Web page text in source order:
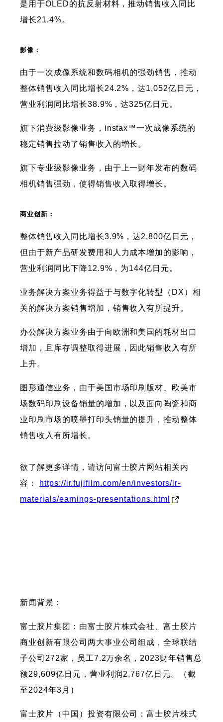
是用于OLED的抗反射材料，推动销售收入同比
增长21.4%。
影像：
由于一次成像系统和数码相机的强劲销售，推动
整体销售收入同比增长24.2%，达1,052亿日元，
营业利润同比增长38.9%，达325亿日元。
旗下消费级影像业务，instax™一次成像系统的
稳定销售拉动了销售收入的增长。
旗下专业级影像业务，由于上一财年发布的数码
相机销售强劲，使得销售收入取得增长。
商业创新：
整体销售收入同比增长3.9%，达2,800亿日元，
但由于新产品研发费用和人力成本增加的影响，
营业利润同比下降12.9%，为144亿日元。
业务解决方案业务得益于与数字化转型（DX）相
关的解决方案销售增加，销售收入有所提升。
办公解决方案业务由于向欧洲和美国的耗材出口
增加，且库存调整取得进展，因此销售收入有所
上升。
图形通信业务，由于美国市场印刷版材、欧美市
场数码印刷设备销量的增加，以及面向陶瓷和商
业印刷市场的喷墨打印头销量的提升，推动整体
销售收入有所增长。
欲了解更多详情，请访问富士胶片网站相关内
容：
https://ir.fujifilm.com/en/investors/ir-
materials/earnings-presentations.html
新闻背景：
富士胶片集团：由富士胶片株式会社、富士胶片
商业创新有限公司两大事业公司组成，全球联结
子公司272家，员工7.2万余名，2023财年销售总
额29,609亿日元，营业利润2,767亿日元。（截
至2024年3月）
富士胶片（中国）投资有限公司：富士胶片株式